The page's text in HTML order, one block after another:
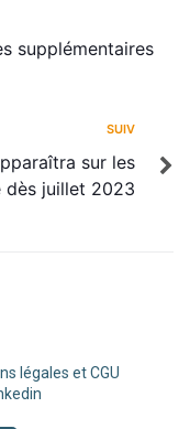
supplémentaires
SUIV
sur les
dès juillet 2023
légales et CGU